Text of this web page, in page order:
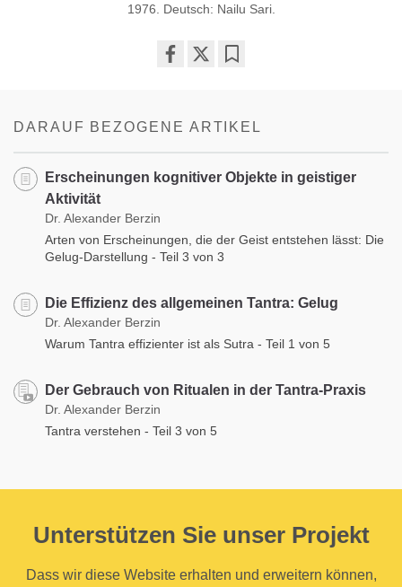
1976. Deutsch: Nailu Sari.
DARAUF BEZOGENE ARTIKEL
Erscheinungen kognitiver Objekte in geistiger
Aktivität
Dr. Alexander Berzin
Arten von Erscheinungen, die der Geist entstehen lässt: Die
Gelug-Darstellung - Teil 3 von 3
Die Effizienz des allgemeinen Tantra: Gelug
Dr. Alexander Berzin
Warum Tantra effizienter ist als Sutra - Teil 1 von 5
Der Gebrauch von Ritualen in der Tantra-Praxis
Dr. Alexander Berzin
Tantra verstehen - Teil 3 von 5
Unterstützen Sie unser Projekt
Dass wir diese Website erhalten und erweitern können,